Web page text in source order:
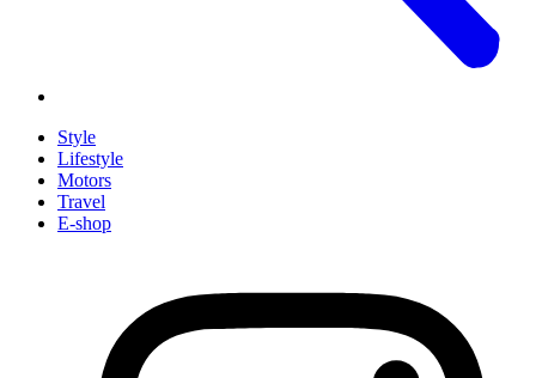
Style
Lifestyle
Motors
Travel
E-shop